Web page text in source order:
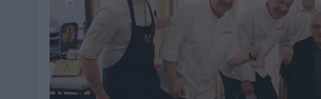
04/08/2026
CAPAZ, LA CERVEZA QUE CONVIERTE CADA BOTELLA EN UNA
04/08/2026
BABARIA Y MAXIBON SON ‘EL MATCH PERFECTO DEL VERANO’
04/08/2026
AUDIBLE REIVINDICA EL PODER TRANSFORMADOR DEL AUDIO EN SU
03/08/2026
‘VUELVE EL FÚTBOL. VUELVE A SOÑAR’, DE VML PARA MOVISTAR
03/08/2026
|
MOVISTAR APELA A LA ILUSIÓN DE LAS AFICIONES PARA EL REGRESO DEL